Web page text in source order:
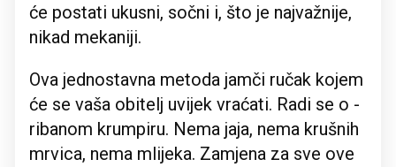
će postati ukusni, sočni i, što je najvažnije,
nikad mekaniji.
Ova jednostavna metoda jamči ručak kojem
će se vaša obitelj uvijek vraćati. Radi se o -
ribanom krumpiru. Nema jaja, nema krušnih
mrvica, nema mlijeka. Zamjena za sve ove